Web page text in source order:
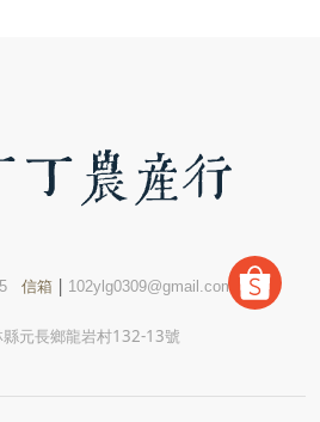
信箱| 102ylg0309@gmail.com
縣元長鄉龍岩村132-13號